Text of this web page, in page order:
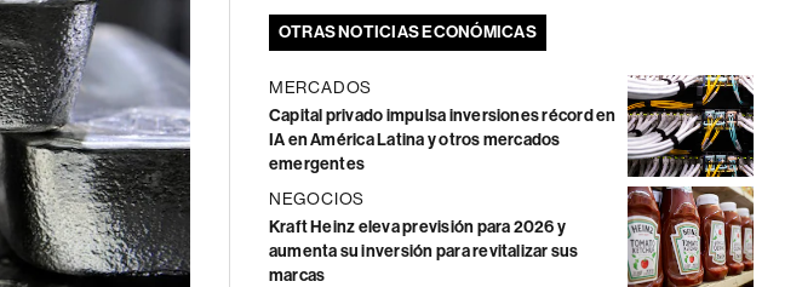
OTRAS NOTICIAS ECONÓMICAS
MERCADOS
Capital privado impulsa inversiones récord en
IA en América Latina y otros mercados
emergentes
NEGOCIOS
Kraft Heinz eleva previsión para 2026 y
aumenta su inversión para revitalizar sus
marcas